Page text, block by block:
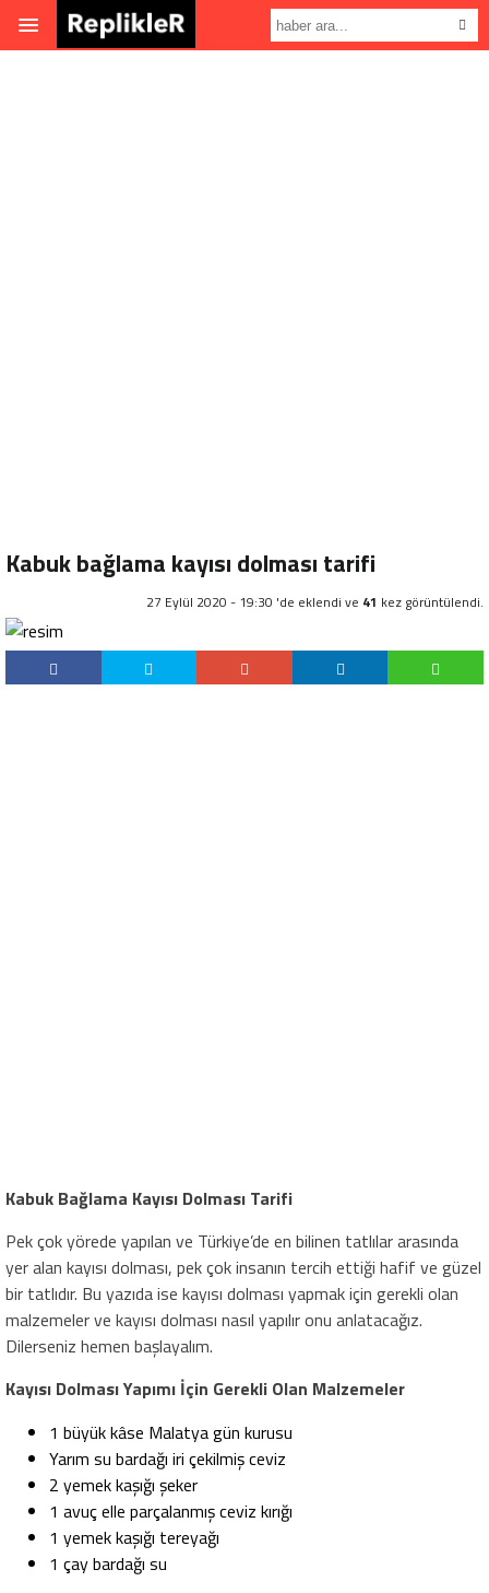
Kabuk bağlama kayısı dolması tarifi
27 Eylül 2020 - 19:30 'de eklendi ve 41 kez görüntülendi.
Kabuk Bağlama Kayısı Dolması Tarifi
Pek çok yörede yapılan ve Türkiye’de en bilinen tatlılar arasında
yer alan kayısı dolması, pek çok insanın tercih ettiği hafif ve güzel
bir tatlıdır. Bu yazıda ise kayısı dolması yapmak için gerekli olan
malzemeler ve kayısı dolması nasıl yapılır onu anlatacağız.
Dilerseniz hemen başlayalım.
Kayısı Dolması Yapımı İçin Gerekli Olan Malzemeler
1 büyük kâse Malatya gün kurusu
Yarım su bardağı iri çekilmiş ceviz
2 yemek kaşığı şeker
1 avuç elle parçalanmış ceviz kırığı
1 yemek kaşığı tereyağı
1 çay bardağı su